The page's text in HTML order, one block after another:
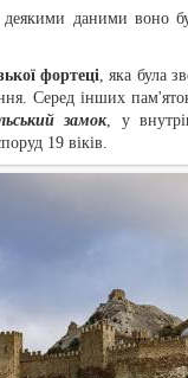
даними воно
фортеці, яка була
Серед інших
замок, у
19 віків.